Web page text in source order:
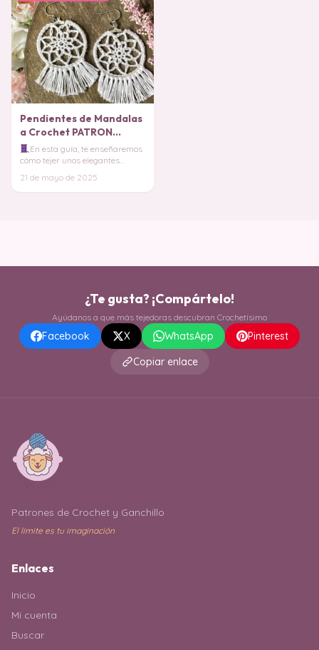
Pendientes de Mandalas
a Crochet PATRON
GRATIS
En esta guía, te enseñaremos
cómo tejer unos elegantes
perfectos par
21 de mayo de 2025
¿Te gusta? ¡Compártelo!
Ayúdanos a que más tejedoras descubran Crochetísimo
Facebook X WhatsApp
Pinterest
Copiar enlace
Patrones de Crochet y Ganchillo
El límite es tu imaginación
Enlaces
Inicio
Mi cuenta
Buscar